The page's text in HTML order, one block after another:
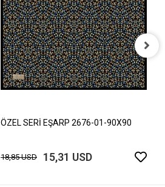
ÖZEL SERİ EŞARP 2676-01-90X90
18,85 USD 15,31 USD